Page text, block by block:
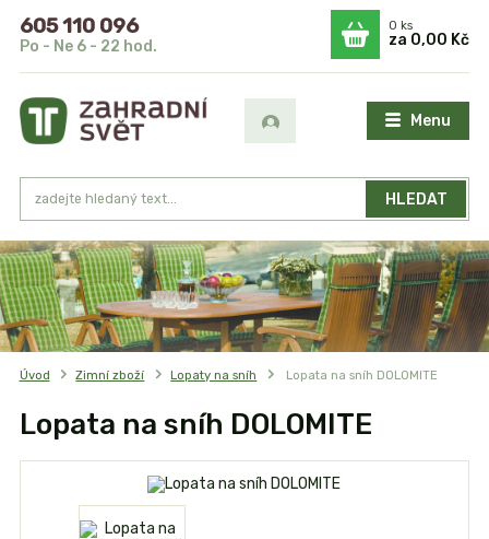
Menu
HLEDAT
605 110 096
Po - Ne 6 - 22 hod.
0ks
za 0,00 Kč
Úvod Zimní zboží Lopaty na sníh Lopata na sníh DOLOMITE
Lopata na sníh DOLOMITE